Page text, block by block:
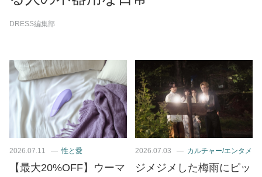
DRESS編集部
2026.07.11 性と愛
【最大20%OFF】ウーマ
2026.07.03 カルチャー/エンタメ
ジメジメした梅雨にピッ